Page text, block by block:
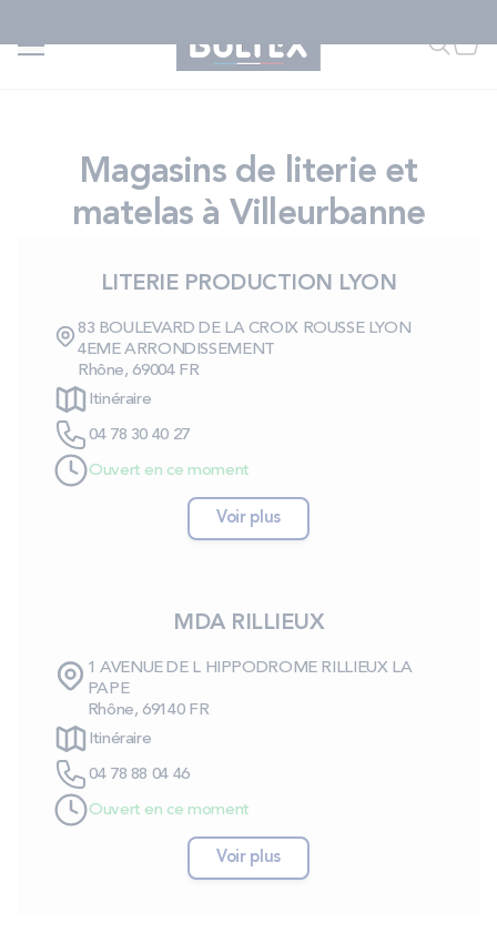
Faire
MATELAS
SOMMIERS
ENSEMBLES
ACCESSOIRES
Nos engagements
TROUVER UN AUTRE MAGASIN
Magasins de literie et
matelas à Villeurbanne
LITERIE PRODUCTION LYON
83 BOULEVARD DE LA CROIX ROUSSE LYON
4EME ARRONDISSEMENT
Rhône, 69004 FR
Itinéraire
04 78 30 40 27
Ouvert en ce moment
Voir plus
MDA RILLIEUX
1 AVENUE DE L HIPPODROME RILLIEUX LA
PAPE
Rhône, 69140 FR
Itinéraire
04 78 88 04 46
Ouvert en ce moment
Voir plus